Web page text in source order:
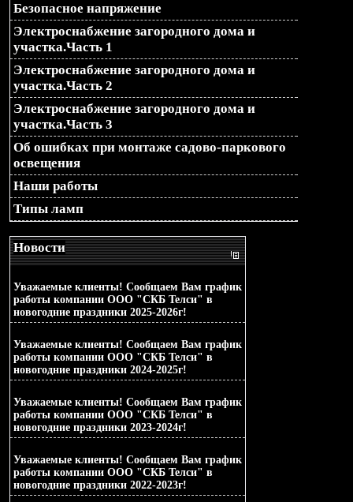
Безопасное напряжение
Электроснабжение загородного дома и
участка.Часть 1
Электроснабжение загородного дома и
участка.Часть 2
Электроснабжение загородного дома и
участка.Часть 3
Об ошибках при монтаже садово-паркового
освещения
Наши работы
Типы ламп
Новости
Уважаемые клиенты! Сообщаем Вам график
работы компании ООО "СКБ Телси" в
новогодние праздники 2025-2026г!
Уважаемые клиенты! Сообщаем Вам график
работы компании ООО "СКБ Телси" в
новогодние праздники 2024-2025г!
Уважаемые клиенты! Сообщаем Вам график
работы компании ООО "СКБ Телси" в
новогодние праздники 2023-2024г!
Уважаемые клиенты! Сообщаем Вам график
работы компании ООО "СКБ Телси" в
новогодние праздники 2022-2023г!